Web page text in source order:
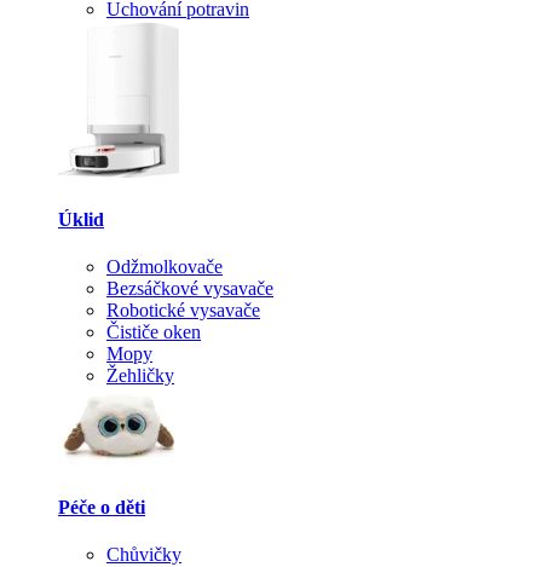
Uchování potravin
Úklid
Odžmolkovače
Bezsáčkové vysavače
Robotické vysavače
Čističe oken
Mopy
Žehličky
Péče o děti
Chůvičky